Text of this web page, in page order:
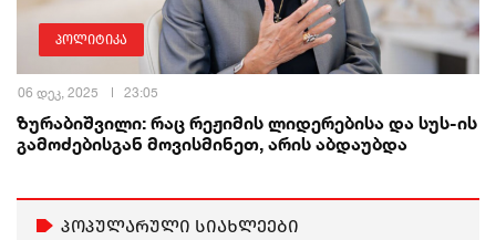
პოლიტიკა
06 დეკ, 2025 23:05
ზურაბიშვილი: რაც რეჟიმის ლიდერებისა და სუს-ის
გამოძებისგან მოვისმინეთ, არის აბდაუბდა
პოპულარული სიახლეები